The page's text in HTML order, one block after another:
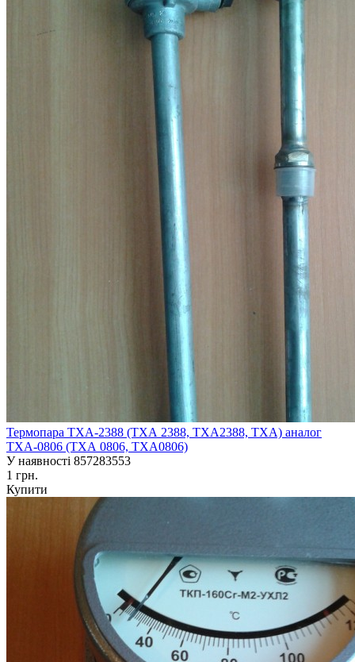
Термопара ТХА-2388 (ТХА 2388, ТХА2388, ТХА) аналог
ТХА-0806 (ТХА 0806, ТХА0806)
У наявності 857283553
1 грн.
Купити